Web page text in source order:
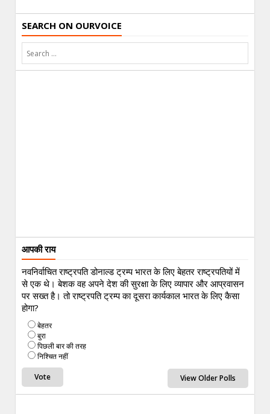
SEARCH ON OURVOICE
आपकी राय
नवनिर्वाचित राष्ट्रपति डोनाल्ड ट्रम्प भारत के लिए बेहतर राष्ट्रपतियों में
से एक थे। बेशक वह अपने देश की सुरक्षा के लिए व्यापार और आप्रवासन
पर सख्त है। तो राष्ट्रपति ट्रम्प का दूसरा कार्यकाल भारत के लिए कैसा
होगा?
बेहतर
बुरा
पिछली बार की तरह
निश्चित नहीं
View Older Polls